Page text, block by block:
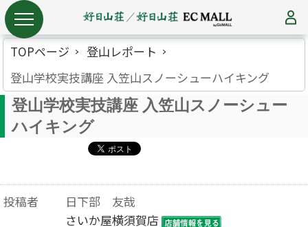
TOPページ
登山レポート
登山学校実技講座 入笠山スノーシューハイキング
登山学校実技講座 入笠山スノーシュー
ハイキング
投稿者
日下部 友哉
さいか屋横須賀店